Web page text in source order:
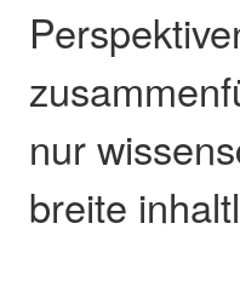
nur
breite